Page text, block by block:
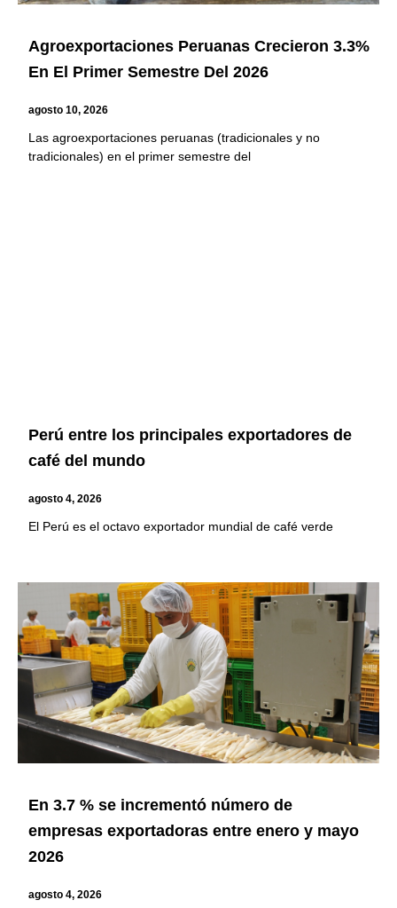
Agroexportaciones Peruanas Crecieron 3.3%
En El Primer Semestre Del 2026
agosto 10, 2026
Las agroexportaciones peruanas (tradicionales y no
tradicionales) en el primer semestre del
Perú entre los principales exportadores de
café del mundo
agosto 4, 2026
El Perú es el octavo exportador mundial de café verde
En 3.7 % se incrementó número de
empresas exportadoras entre enero y mayo
2026
agosto 4, 2026